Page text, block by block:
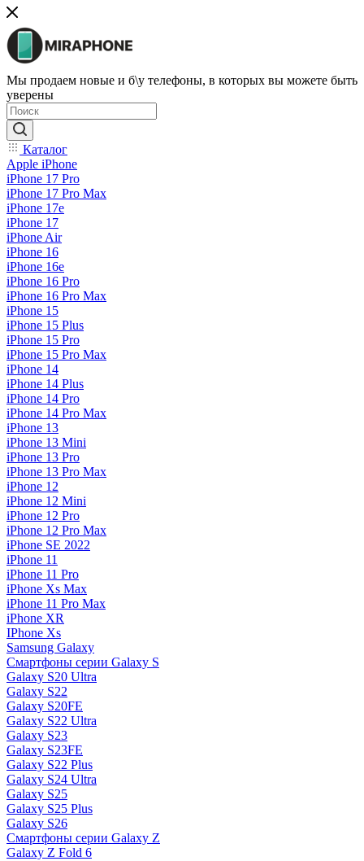
Мы продаем новые и б\у телефоны, в которых вы можете быть
уверены
Каталог
Apple iPhone
iPhone 17 Pro
iPhone 17 Pro Max
iPhone 17e
iPhone 17
iPhone Air
iPhone 16
iPhone 16e
iPhone 16 Pro
iPhone 16 Pro Max
iPhone 15
iPhone 15 Plus
iPhone 15 Pro
iPhone 15 Pro Max
iPhone 14
iPhone 14 Plus
iPhone 14 Pro
iPhone 14 Pro Max
iPhone 13
iPhone 13 Mini
iPhone 13 Pro
iPhone 13 Pro Max
iPhone 12
iPhone 12 Mini
iPhone 12 Pro
iPhone 12 Pro Max
iPhone SE 2022
iPhone 11
iPhone 11 Pro
iPhone Xs Max
iPhone 11 Pro Max
iPhone XR
IPhone Xs
Samsung Galaxy
Смартфоны серии Galaxy S
Galaxy S20 Ultra
Galaxy S22
Galaxy S20FE
Galaxy S22 Ultra
Galaxy S23
Galaxy S23FE
Galaxy S22 Plus
Galaxy S24 Ultra
Galaxy S25
Galaxy S25 Plus
Galaxy S26
Смартфоны серии Galaxy Z
Galaxy Z Fold 6